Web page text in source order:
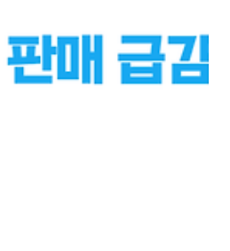
량은 테슬라가 선정한 일부 승객에게만 제
라 안전 모니터'가 동승합니다. 이는 완전자